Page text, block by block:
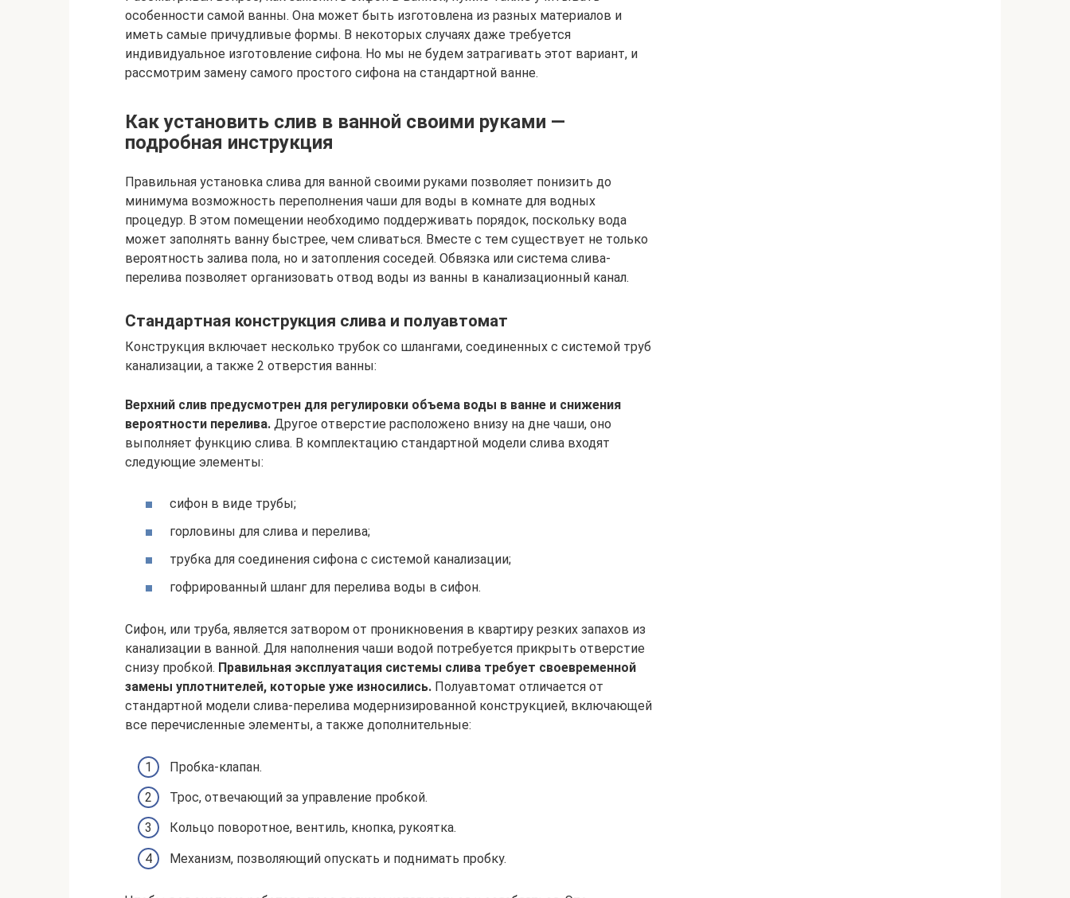
особенности самой ванны. Она может быть изготовлена из разных материалов и
иметь самые причудливые формы. В некоторых случаях даже требуется
индивидуальное изготовление сифона. Но мы не будем затрагивать этот вариант, и
рассмотрим замену самого простого сифона на стандартной ванне.
Как установить слив в ванной своими руками —
подробная инструкция
Правильная установка слива для ванной своими руками позволяет понизить до
минимума возможность переполнения чаши для воды в комнате для водных
процедур. В этом помещении необходимо поддерживать порядок, поскольку вода
может заполнять ванну быстрее, чем сливаться. Вместе с тем существует не только
вероятность залива пола, но и затопления соседей. Обвязка или система слива-
перелива позволяет организовать отвод воды из ванны в канализационный канал.
Стандартная конструкция слива и полуавтомат
Конструкция включает несколько трубок со шлангами, соединенных с системой труб
канализации, а также 2 отверстия ванны:
Верхний слив предусмотрен для регулировки объема воды в ванне и снижения
вероятности перелива. Другое отверстие расположено внизу на дне чаши, оно
выполняет функцию слива. В комплектацию стандартной модели слива входят
следующие элементы:
сифон в виде трубы;
горловины для слива и перелива;
трубка для соединения сифона с системой канализации;
гофрированный шланг для перелива воды в сифон.
Сифон, или труба, является затвором от проникновения в квартиру резких запахов из
канализации в ванной. Для наполнения чаши водой потребуется прикрыть отверстие
снизу пробкой. Правильная эксплуатация системы слива требует своевременной
замены уплотнителей, которые уже износились. Полуавтомат отличается от
стандартной модели слива-перелива модернизированной конструкцией, включающей
все перечисленные элементы, а также дополнительные:
Пробка-клапан.
Трос, отвечающий за управление пробкой.
Кольцо поворотное, вентиль, кнопка, рукоятка.
Механизм, позволяющий опускать и поднимать пробку.